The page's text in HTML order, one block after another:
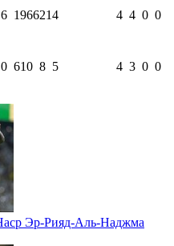
6 1966214 4 4 0 0
0 610 8 5 4 3 0 0
Эр-Рияд-Аль-Наджма